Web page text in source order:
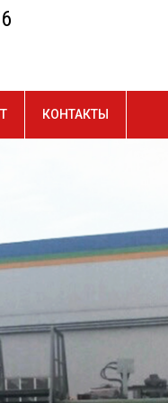
КОНТАКТЫ